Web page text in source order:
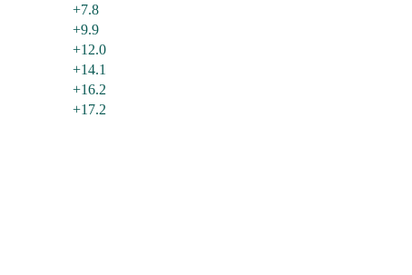
+7.8
+9.9
+12.0
+14.1
+16.2
+17.2